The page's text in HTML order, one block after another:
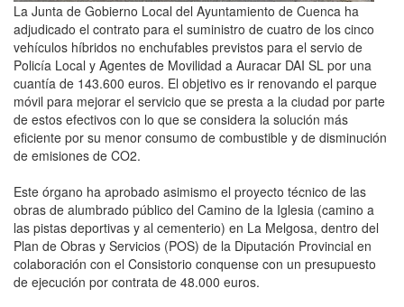
La Junta de Gobierno Local del Ayuntamiento de Cuenca ha
adjudicado el contrato para el suministro de cuatro de los cinco
vehículos híbridos no enchufables previstos para el servio de
Policía Local y Agentes de Movilidad a Auracar DAI SL por una
cuantía de 143.600 euros. El objetivo es ir renovando el parque
móvil para mejorar el servicio que se presta a la ciudad por parte
de estos efectivos con lo que se considera la solución más
eficiente por su menor consumo de combustible y de disminución
de emisiones de CO2.
Este órgano ha aprobado asimismo el proyecto técnico de las
obras de alumbrado público del Camino de la Iglesia (camino a
las pistas deportivas y al cementerio) en La Melgosa, dentro del
Plan de Obras y Servicios (POS) de la Diputación Provincial en
colaboración con el Consistorio conquense con un presupuesto
de ejecución por contrata de 48.000 euros.